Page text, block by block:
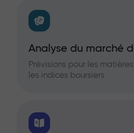
Analyse du marché
Prévisions pour les
les indices boursiers